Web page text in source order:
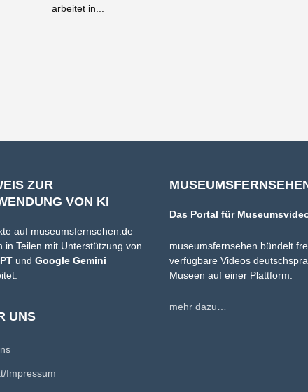
arbeitet in...
ZUR
VON KI
auf museumsfernsehen.de
in Teilen mit Unterstützung von
und Google Gemini
UNS
Impressum
Das Portal für
museumsfernsehen bündelt
verfügbare Videos
Museen auf einer Plattform.
mehr dazu…